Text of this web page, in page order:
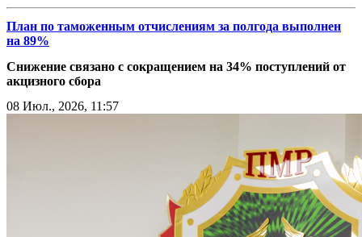
План по таможенным отчислениям за полгода выполнен
на 89%
Снижение связано с сокращением на 34% поступлений от
акцизного сбора
08 Июл., 2026, 11:57